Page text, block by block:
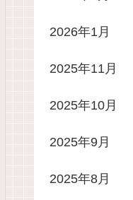
2026年1月
2025年11月
2025年10月
2025年9月
2025年8月